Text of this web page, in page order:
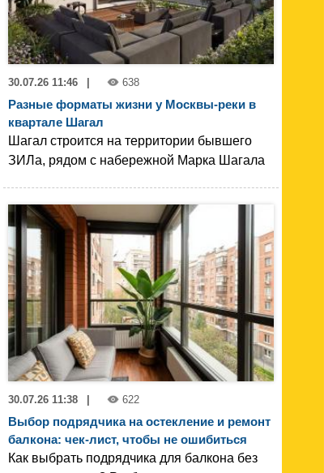
30.07.26 11:46 | 638
Разные форматы жизни у Москвы-реки в
квартале Шагал
Шагал строится на территории бывшего
ЗИЛа, рядом с набережной Марка Шагала
30.07.26 11:38 622
Выбор подрядчика на остекление и ремонт
балкона: чек-лист, чтобы не ошибиться
Как выбрать подрядчика для балкона без